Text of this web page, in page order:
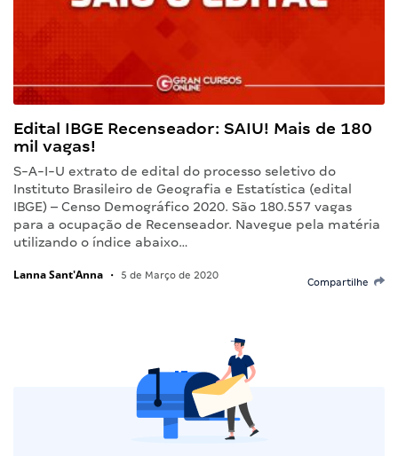
Edital IBGE Recenseador: SAIU! Mais de 180
mil vagas!
S-A-I-U extrato de edital do processo seletivo do
Instituto Brasileiro de Geografia e Estatística (edital
IBGE) – Censo Demográfico 2020. São 180.557 vagas
para a ocupação de Recenseador. Navegue pela matéria
utilizando o índice abaixo…
Lanna Sant'Anna • 5 de Março de 2020
Compartilhe